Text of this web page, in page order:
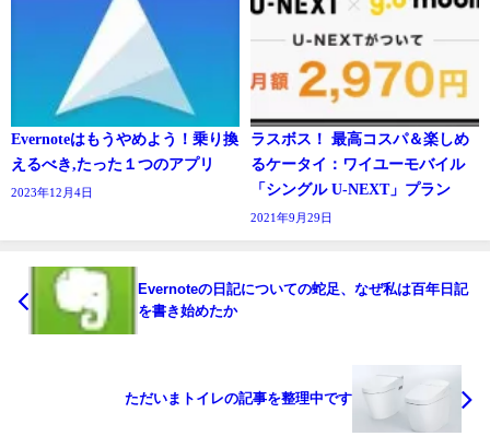
Evernoteはもうやめよう！乗り換
えるべき,たった１つのアプリ
2023年12月4日
ラスボス！ 最高コスパ＆楽しめ
るケータイ：ワイユーモバイル
「シングル U-NEXT」プラン
2021年9月29日
Evernoteの日記についての蛇足、なぜ私は百年日記
を書き始めたか
ただいまトイレの記事を整理中です